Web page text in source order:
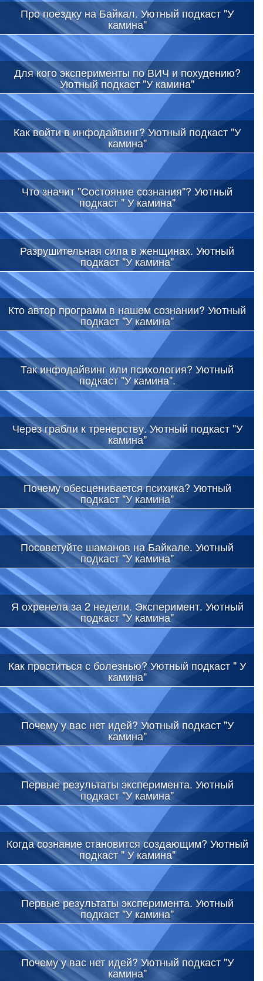
Про поездку на Байкал. Уютный подкаст "У
камина"
Для кого эксперименты по ВИЧ и похудению?
Уютный подкаст "У камина"
Как войти в инфодайвинг? Уютный подкаст "У
камина"
Что значит "Состояние сознания"? Уютный
подкаст " У камина"
Разрушительная сила в женщинах. Уютный
подкаст "У камина"
Кто автор программ в нашем сознании? Уютный
подкаст "У камина"
Так инфодайвинг или психология? Уютный
подкаст "У камина".
Через грабли к тренерству. Уютный подкаст "У
камина"
Почему обесценивается психика? Уютный
подкаст "У камина"
Посоветуйте шаманов на Байкале. Уютный
подкаст "У камина"
Я охренела за 2 недели. Эксперимент. Уютный
подкаст "У камина"
Как проститься с болезнью? Уютный подкаст " У
камина"
Почему у вас нет идей? Уютный подкаст "У
камина"
Первые результаты эксперимента. Уютный
подкаст "У камина"
Когда сознание становится создающим? Уютный
подкаст " У камина"
Первые результаты эксперимента. Уютный
подкаст "У камина"
Почему у вас нет идей? Уютный подкаст "У
камина"